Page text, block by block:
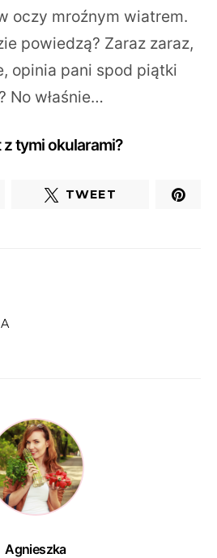
oczy mroźnym wiatrem.
powiedzą? Zaraz zaraz,
opinia pani spod piątki
No właśnie…
z tymi okularami?
TWEET
Agnieszka